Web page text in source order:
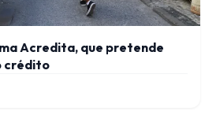
Acredita, que pretende
crédito